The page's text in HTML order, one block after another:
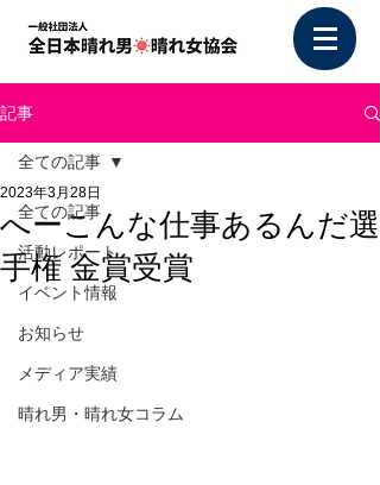
記事
全ての記事
活動レポート
イベント情報
お知らせ
メディア実績
晴れ男・晴れ女コラム
全ての記事
へーこんな仕事あるんだ選
手権 金賞受賞
2023年3月28日